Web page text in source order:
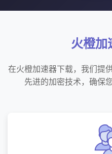
火橙加
在火橙加速器下载，我们提
先进的加密技术，确保